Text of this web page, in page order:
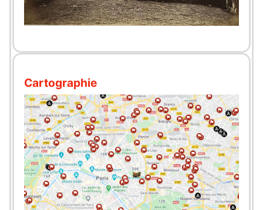
Cartographie